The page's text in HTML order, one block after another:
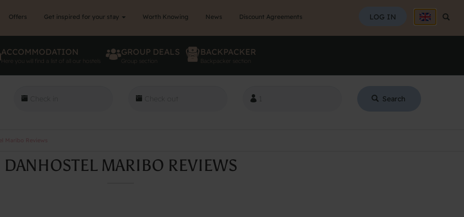
LOG IN
Offers Get inspired for your stay Worth Knowing News Discount Agreements
ACCOMMODATION
Here you will find a list of all our hostels
GROUP DEALS
Group section
BACKPACKER
Backpacker section
Search
DANHOSTEL MARIBO REVIEWS